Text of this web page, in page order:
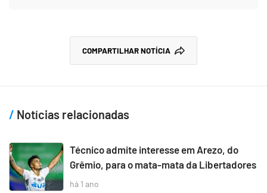
COMPARTILHAR NOTÍCIA
Notícias relacionadas
Técnico admite interesse em Arezo, do
Grêmio, para o mata-mata da Libertadores
há 1 ano